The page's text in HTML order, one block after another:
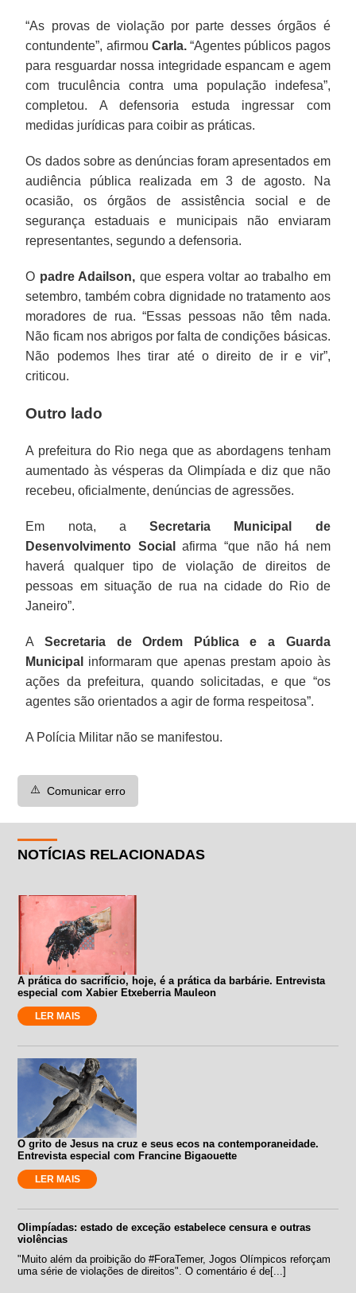
“As provas de violação por parte desses órgãos é
contundente”, afirmou Carla.“Agentes públicos pagos
para resguardar nossa integridade espancam e agem
com truculência contra uma população indefesa”,
completou. A defensoria estuda ingressar com
medidas jurídicas para coibir as práticas.
Os dados sobre as denúncias foram apresentados em
audiência pública realizada em 3 de agosto. Na
ocasião, os órgãos de assistência social e de
segurança estaduais e municipais não enviaram
representantes, segundo a defensoria.
O padre Adailson, que espera voltar ao trabalho em
setembro, também cobra dignidade no tratamento aos
moradores de rua. “Essas pessoas não têm nada.
Não ficam nos abrigos por falta de condições básicas.
Não podemos lhes tirar até o direito de ir e vir”,
criticou.
Outro lado
A prefeitura do Rio nega que as abordagens tenham
aumentado às vésperas da Olimpíada e diz que não
recebeu, oficialmente, denúncias de agressões.
Em nota, aSecretaria Municipal de
Desenvolvimento Social
afirma “que não há nem
haverá qualquer tipo de violação de direitos de
pessoas em situação de rua na cidade do Rio de
Janeiro”.
ASecretaria de Ordem Pública e a Guarda
Municipal
informaram que apenas prestam apoio às
ações da prefeitura, quando solicitadas, e que “os
agentes são orientados a agir de forma respeitosa”.
A Polícia Militar não se manifestou.
⚠️ Comunicar erro
NOTÍCIAS RELACIONADAS
A prática do sacrifício, hoje, é a prática da barbárie. Entrevista
especial com Xabier Etxeberria Mauleon
LER MAIS
O grito de Jesus na cruz e seus ecos na contemporaneidade.
Entrevista especial com Francine Bigaouette
LER MAIS
Olimpíadas: estado de exceção estabelece censura e outras
violências
"Muito além da proibição do #ForaTemer, Jogos Olímpicos reforçam
uma série de violações de direitos". O comentário é de[...]